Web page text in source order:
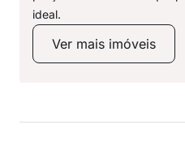
ideal.
Ver mais imóveis